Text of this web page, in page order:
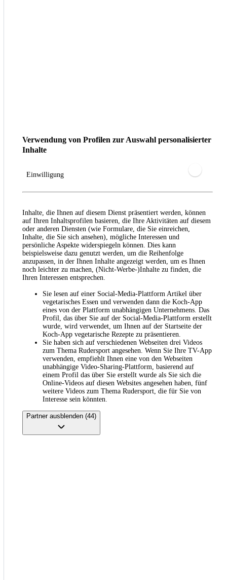
Verwendung von Profilen zur Auswahl personalisierter
Inhalte
Einwilligung
Inhalte, die Ihnen auf diesem Dienst präsentiert werden, können
auf Ihren Inhaltsprofilen basieren, die Ihre Aktivitäten auf diesem
oder anderen Diensten (wie Formulare, die Sie einreichen,
Inhalte, die Sie sich ansehen), mögliche Interessen und
persönliche Aspekte widerspiegeln können. Dies kann
beispielsweise dazu genutzt werden, um die Reihenfolge
anzupassen, in der Ihnen Inhalte angezeigt werden, um es Ihnen
noch leichter zu machen, (Nicht-Werbe-)Inhalte zu finden, die
Ihren Interessen entsprechen.
Sie lesen auf einer Social-Media-Plattform Artikel über
vegetarisches Essen und verwenden dann die Koch-App
eines von der Plattform unabhängigen Unternehmens. Das
Profil, das über Sie auf der Social-Media-Plattform erstellt
wurde, wird verwendet, um Ihnen auf der Startseite der
Koch-App vegetarische Rezepte zu präsentieren.
Sie haben sich auf verschiedenen Webseiten drei Videos
zum Thema Rudersport angesehen. Wenn Sie Ihre TV-App
verwenden, empfiehlt Ihnen eine von den Webseiten
unabhängige Video-Sharing-Plattform, basierend auf
einem Profil das über Sie erstellt wurde als Sie sich die
Online-Videos auf diesen Websites angesehen haben, fünf
weitere Videos zum Thema Rudersport, die für Sie von
Interesse sein könnten.
Partner ausblenden (44)